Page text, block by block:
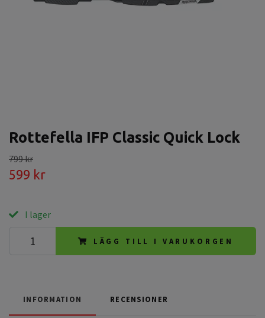
Rottefella IFP Classic Quick Lock
799 kr
599 kr
I lager
LÄGG TILL I VARUKORGEN
INFORMATION RECENSIONER